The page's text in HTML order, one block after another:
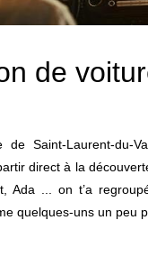
de
Saint-Laurent-du-
direct à la
Ada ... on t’a
quelques-uns un peu